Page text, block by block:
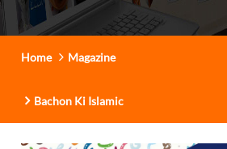
Home Magazine
Bachon Ki Islamic